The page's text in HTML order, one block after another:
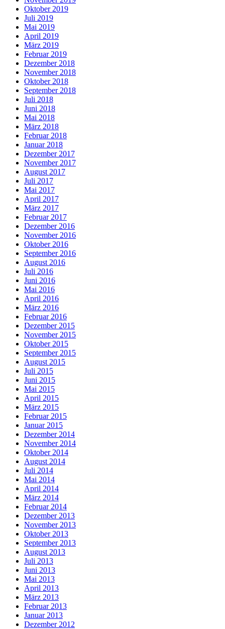
Oktober 2019
Juli 2019
Mai 2019
April 2019
März 2019
Februar 2019
Dezember 2018
November 2018
Oktober 2018
September 2018
Juli 2018
Juni 2018
Mai 2018
März 2018
Februar 2018
Januar 2018
Dezember 2017
November 2017
August 2017
Juli 2017
Mai 2017
April 2017
März 2017
Februar 2017
Dezember 2016
November 2016
Oktober 2016
September 2016
August 2016
Juli 2016
Juni 2016
Mai 2016
April 2016
März 2016
Februar 2016
Dezember 2015
November 2015
Oktober 2015
September 2015
August 2015
Juli 2015
Juni 2015
Mai 2015
April 2015
März 2015
Februar 2015
Januar 2015
Dezember 2014
November 2014
Oktober 2014
August 2014
Juli 2014
Mai 2014
April 2014
März 2014
Februar 2014
Dezember 2013
November 2013
Oktober 2013
September 2013
August 2013
Juli 2013
Juni 2013
Mai 2013
April 2013
März 2013
Februar 2013
Januar 2013
Dezember 2012